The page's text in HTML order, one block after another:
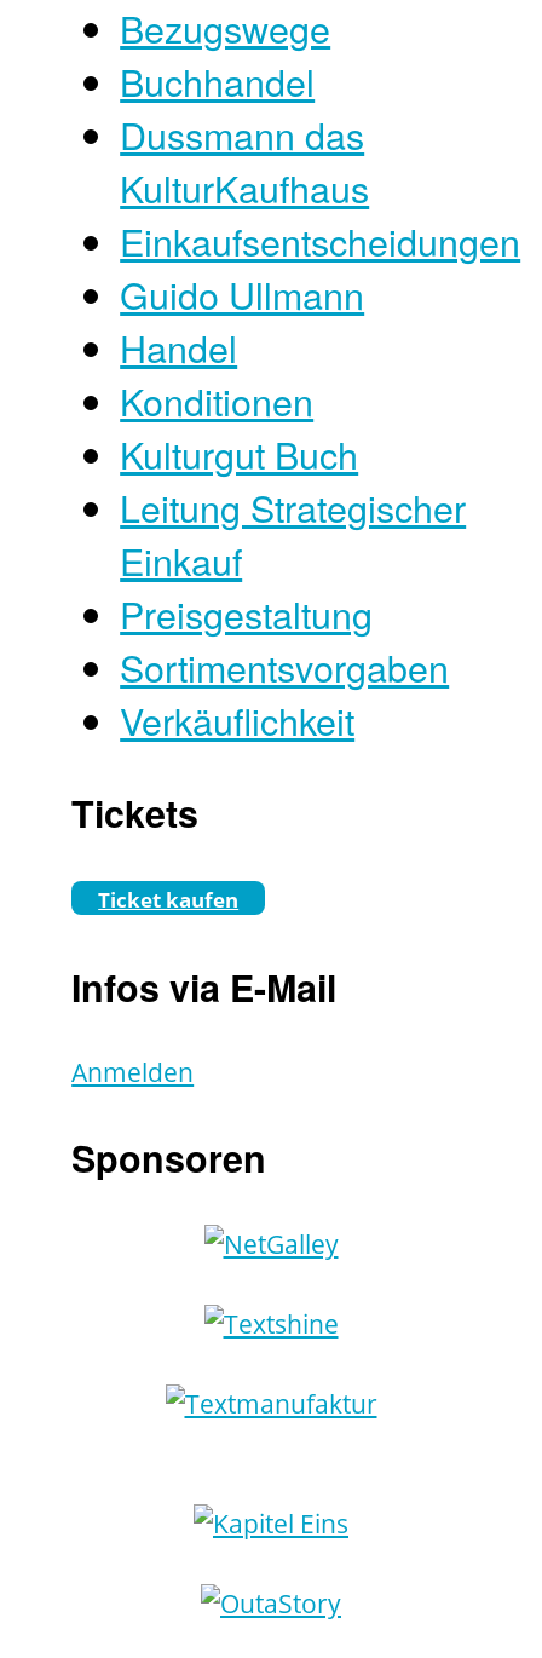
Bezugswege
Buchhandel
Dussmann das
KulturKaufhaus
Einkaufsentscheidungen
Guido Ullmann
Handel
Konditionen
Kulturgut Buch
Leitung Strategischer
Einkauf
Preisgestaltung
Sortimentsvorgaben
Verkäuflichkeit
Tickets
Ticket kaufen
Infos via E-Mail
Anmelden
Sponsoren